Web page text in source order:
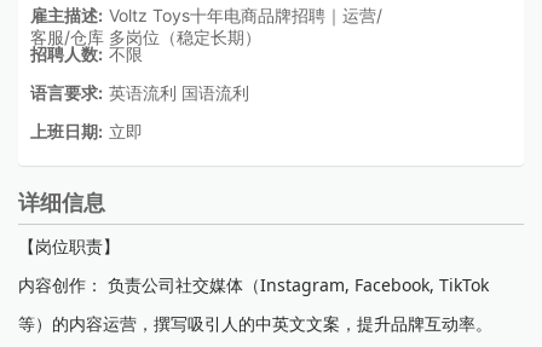
雇主描述: Voltz Toys十年电商品牌招聘｜运营/
客服/仓库 多岗位（稳定长期）
招聘人数: 不限
语言要求: 英语流利 国语流利
上班日期: 立即
详细信息
【岗位职责】
内容创作： 负责公司社交媒体（Instagram, Facebook, TikTok
等）的内容运营，撰写吸引人的中英文文案，提升品牌互动率。